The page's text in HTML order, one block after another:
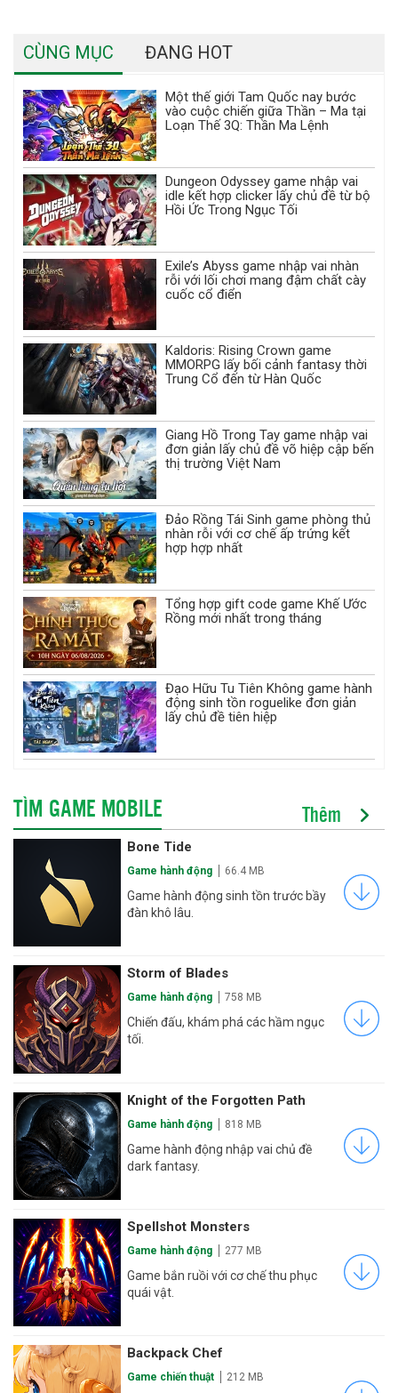
CÙNG MỤC ĐANG HOT
Một thế giới Tam Quốc nay bước
vào cuộc chiến giữa Thần – Ma tại
Loạn Thế 3Q: Thần Ma Lệnh
Dungeon Odyssey game nhập vai
idle kết hợp clicker lấy chủ đề từ bộ
Hồi Ức Trong Ngục Tối
Exile’s Abyss game nhập vai nhàn
rỗi với lối chơi mang đậm chất cày
cuốc cổ điển
Kaldoris: Rising Crown game
MMORPG lấy bối cảnh fantasy thời
Trung Cổ đến từ Hàn Quốc
Giang Hồ Trong Tay game nhập vai
đơn giản lấy chủ đề võ hiệp cập bến
thị trường Việt Nam
Đảo Rồng Tái Sinh game phòng thủ
nhàn rỗi với cơ chế ấp trứng kết
hợp hợp nhất
Tổng hợp gift code game Khế Ước
Rồng mới nhất trong tháng
Đạo Hữu Tu Tiên Không game hành
động sinh tồn roguelike đơn giản
lấy chủ đề tiên hiệp
TÌM GAME MOBILE Thêm
Bone Tide
Game hành động 66.4 MB
Game hành động sinh tồn trước bầy
đàn khô lâu.
Storm of Blades
Game hành động 758 MB
Chiến đấu, khám phá các hầm ngục
tối.
Knight of the Forgotten Path
Game hành động 818 MB
Game hành động nhập vai chủ đề
dark fantasy.
Spellshot Monsters
Game hành động 277 MB
Game bắn ruồi với cơ chế thu phục
quái vật.
Backpack Chef
Game chiến thuật 212 MB